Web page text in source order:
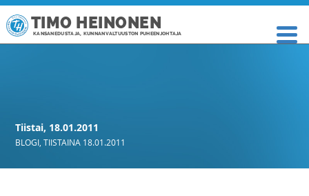
TIMO HEINONEN
KANSANEDUSTAJA, KUNNANVALTUUSTON PUHEENJOHTAJA
Tiistai, 18.01.2011
BLOGI ,TIISTAINA 18.01.2011